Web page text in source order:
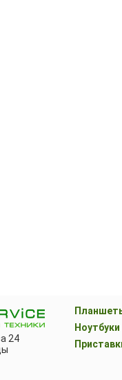
Ноутбуки
24